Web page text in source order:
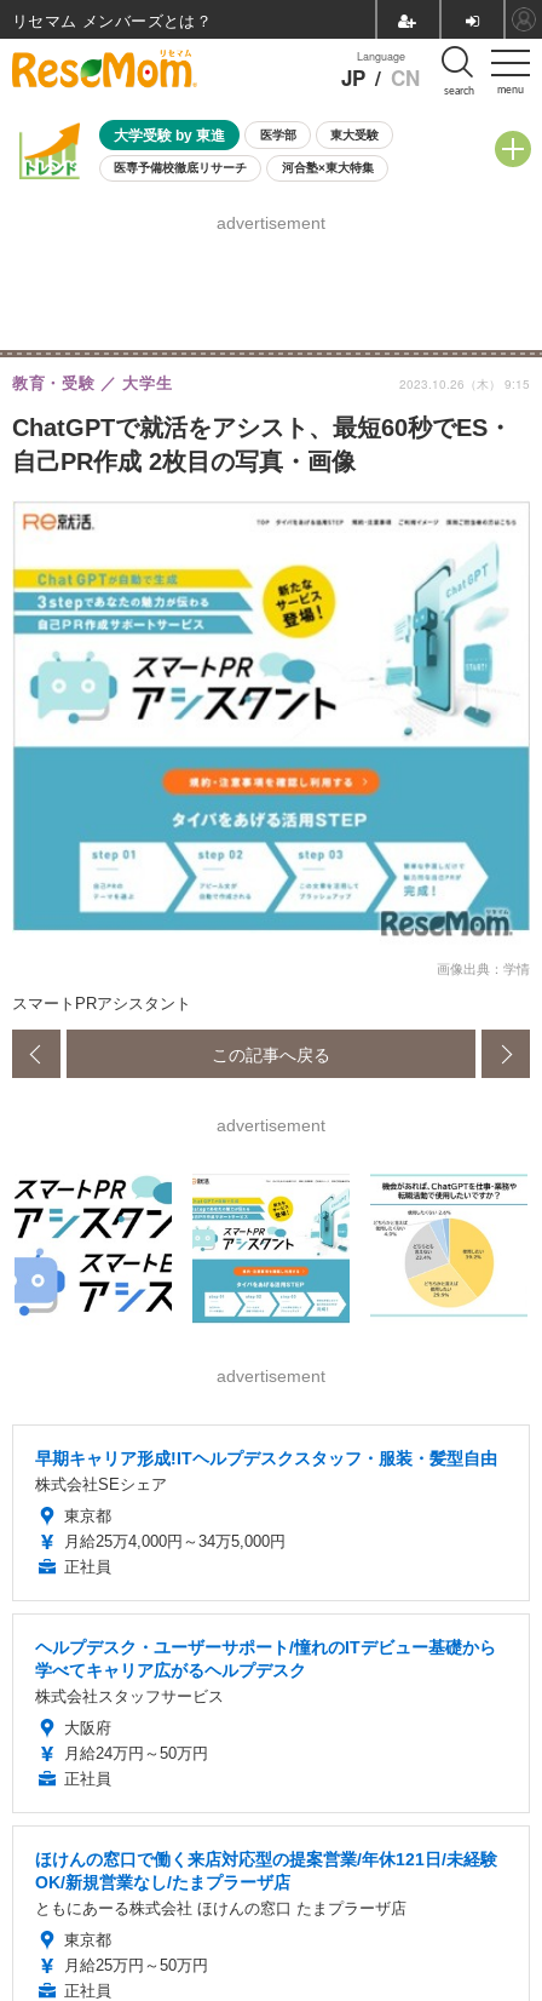
menu
Language
JP / CN search
大学受験 by 東進 医学部 東大受験
医専予備校徹底リサーチ 河合塾×東大特集
8月開催学校説明会・相談会
advertisement
ChatGPTで就活をアシスト、最短60秒でES・
自己PR作成 2枚目の写真・画像
教育・受験 大学生 2023.10.26（木） 9:15
画像出典：学情
スマートPRアシスタント
この記事へ戻る
advertisement
advertisement
早期キャリア形成!ITヘルプデスクスタッフ・服装・髪型自由
株式会社SEシェア
東京都
月給25万4,000円～34万5,000円
正社員
ヘルプデスク・ユーザーサポート/憧れのITデビュー基礎から
学べてキャリア広がるヘルプデスク
株式会社スタッフサービス
大阪府
月給24万円～50万円
正社員
ほけんの窓口で働く来店対応型の提案営業/年休121日/未経験
OK/新規営業なし/たまプラーザ店
ともにあーる株式会社 ほけんの窓口 たまプラーザ店
東京都
月給25万円～50万円
正社員
リセマム メンバーズ